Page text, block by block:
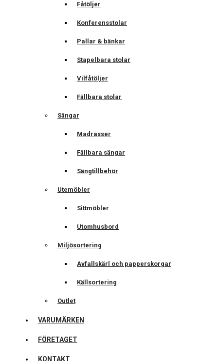
Fåtöljer
Konferensstolar
Pallar & bänkar
Stapelbara stolar
Vilfåtöljer
Fällbara stolar
Sängar
Madrasser
Fällbara sängar
Sängtillbehör
Utemöbler
Sittmöbler
Utomhusbord
Miljösortering
Avfallskärl och papperskorgar
Källsortering
Outlet
VARUMÄRKEN
FÖRETAGET
KONTAKT